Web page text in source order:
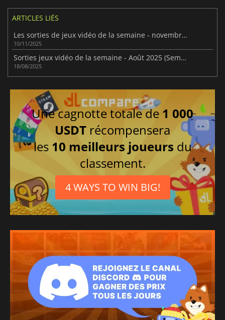
ARTICLES LIÉS
Les sorties de jeux vidéo de la semaine - novembre 2025 (semaine 46)
10/11/2025
Sorties jeux vidéo de la semaine - Août 2025 (Semaine 34)
18/08/2025
Une cagnotte totale de 1 000
USDT récompensera
les 10 meilleurs joueurs du
classement.
4 WAYS TO WIN BIG!